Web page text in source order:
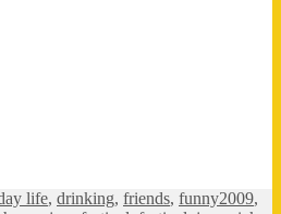
life, drinking, friends, funnyTags
2009,